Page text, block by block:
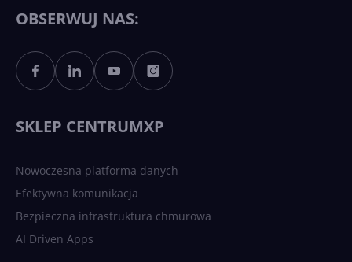
Sztuczna inteligencja po
polsku. Dość barier
OBSERWUJ NAS:
SKLEP CENTRUMXP
Nowoczesna platforma danych
Efektywna komunikacja
Bezpieczna infrastruktura chmurowa
AI Driven Apps